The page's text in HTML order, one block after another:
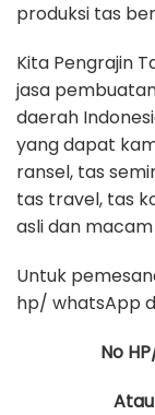
produksi tas
Kita Pengrajin
jasa
daerah
yang dapat
ransel, tas
tas travel, tas
asli dan
Untuk
hp/ whatsApp
No
Atau